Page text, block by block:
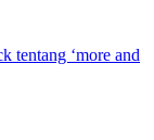
tentang ‘more and